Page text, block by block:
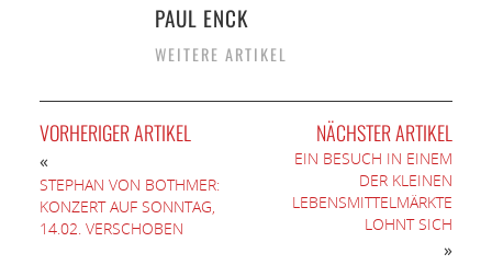
PAUL ENCK
WEITERE ARTIKEL
VORHERIGER ARTIKEL
«
STEPHAN VON BOTHMER:
KONZERT AUF SONNTAG,
14.02. VERSCHOBEN
NÄCHSTER ARTIKEL
EIN BESUCH IN EINEM
DER KLEINEN
LEBENSMITTELMÄRKTE
LOHNT SICH
»